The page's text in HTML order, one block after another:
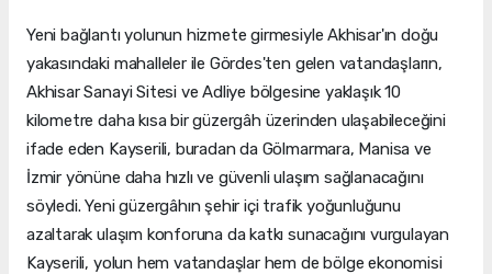
Yeni bağlantı yolunun hizmete girmesiyle Akhisar'ın doğu
yakasındaki mahalleler ile Gördes'ten gelen vatandaşların,
Akhisar Sanayi Sitesi ve Adliye bölgesine yaklaşık 10
kilometre daha kısa bir güzergâh üzerinden ulaşabileceğini
ifade eden Kayserili, buradan da Gölmarmara, Manisa ve
İzmir yönüne daha hızlı ve güvenli ulaşım sağlanacağını
söyledi. Yeni güzergâhın şehir içi trafik yoğunluğunu
azaltarak ulaşım konforuna da katkı sunacağını vurgulayan
Kayserili, yolun hem vatandaşlar hem de bölge ekonomisi